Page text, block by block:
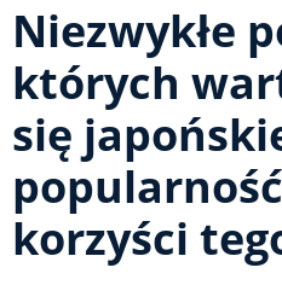
Niezwykłe
których
się
korzyści